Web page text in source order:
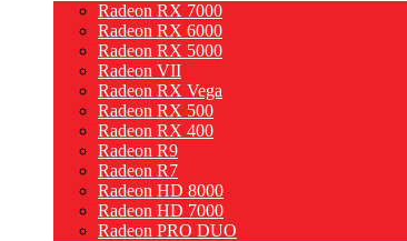
Radeon RX 7000
Radeon RX 6000
Radeon RX 5000
Radeon VII
Radeon RX Vega
Radeon RX 500
Radeon RX 400
Radeon R9
Radeon R7
Radeon HD 8000
Radeon HD 7000
Radeon PRO DUO